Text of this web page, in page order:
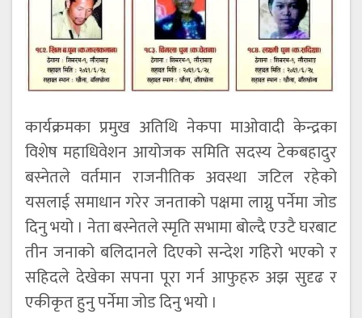
कार्यक्रमका प्रमुख अतिथि नेकपा माओवादी केन्द्रका
विशेष महाधिवेशन आयोजक समिति सदस्य टेकबहादुर
बस्नेतले वर्तमान राजनीतिक अवस्था जटिल रहेको
यसलाई समाधान गरेर जनताको पक्षमा लाग्नु पर्नेमा जोड
दिनु भयो । नेता बस्नेतले स्मृति सभामा बोल्दै एउटै घरबाट
तीन जनाको बलिदानले दिएको सन्देश गहिरो भएको र
सहिदले देखेका सपना पूरा गर्न आफुहरु अझ सुदृढ र
एकीकृत हुनु पर्नेमा जोड दिनु भयो ।